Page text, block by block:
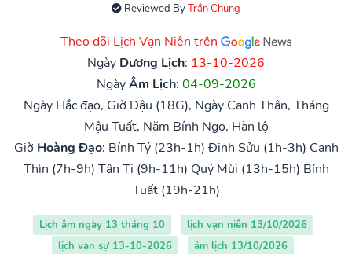
Reviewed ByTrần Chung
Theo dõi Lịch Vạn Niên trên
Ngày Dương Lịch: 13-10-2026
NgàyÂm Lịch: 04-09-2026
Ngày Hắc đạo, Giờ Dậu (18G), Ngày Canh Thân, Tháng
Mậu Tuất, Năm Bính Ngọ, Hàn lộ
Giờ Hoàng Đạo: Bính Tý (23h-1h) Đinh Sửu (1h-3h) Canh
Thìn (7h-9h) Tân Tị (9h-11h) Quý Mùi (13h-15h) Bính
Tuất (19h-21h)
Lịch âm ngày 13 tháng 10
lịch vạn niên 13/10/2026
lịch vạn sự 13-10-2026
âm lịch 13/10/2026